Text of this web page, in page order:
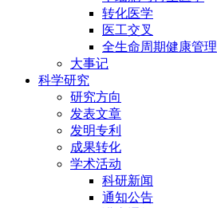
转化医学
医工交叉
全生命周期健康管理
大事记
科学研究
研究方向
发表文章
发明专利
成果转化
学术活动
科研新闻
通知公告